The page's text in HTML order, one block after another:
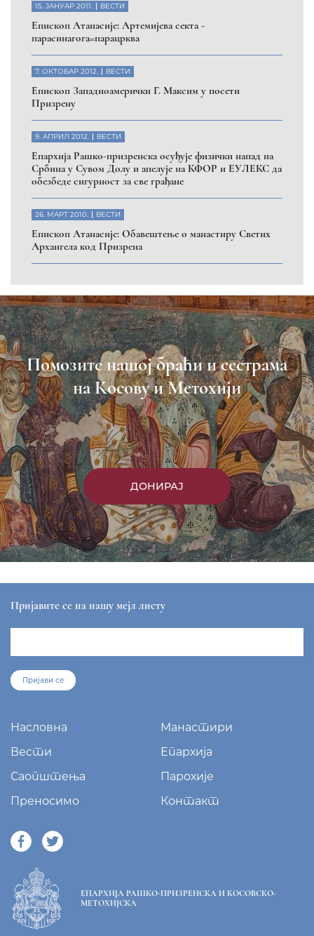
15. ЈАНУАР 2011. ВЕСТИ
Eпископ Атанасије: Артемијева секта -
парасинагога=парацрква
7. ОКТОБАР 2012. ВЕСТИ
Eпископ Западноамерички Г. Максим у посети
Призрену
9. АПРИЛ 2012. ВЕСТИ
Eпархија Рашко-призренска осуђује физички напад на
Србина у Сувом Долу и апелује на КФОР и ЕУЛЕКС да
обезбеде сигурност за све грађане
26. МАРТ 2010. ВЕСТИ
Eпископ Атанасије: Обавештење о манастиру Светих
Архангела код Призрена
Помозите нашој браћи и сестрама
на Косову и Метохији
ДОНИРАЈ
Пријавите се на нашу мејл листу
Пријави се
Насловна
Манастири
Вести
Епархија
Саопштења
Парохије
Преносимо
Контакт
ЕПАРХИЈА РАШКО-ПРИЗРЕНСКА И КОСОВСКО-
МЕТОХИЈСКА